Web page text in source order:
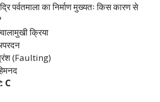
पर्वतमाला का निर्माण मुख्यतः किस कारण से
क्रिया
(Faulting)
C